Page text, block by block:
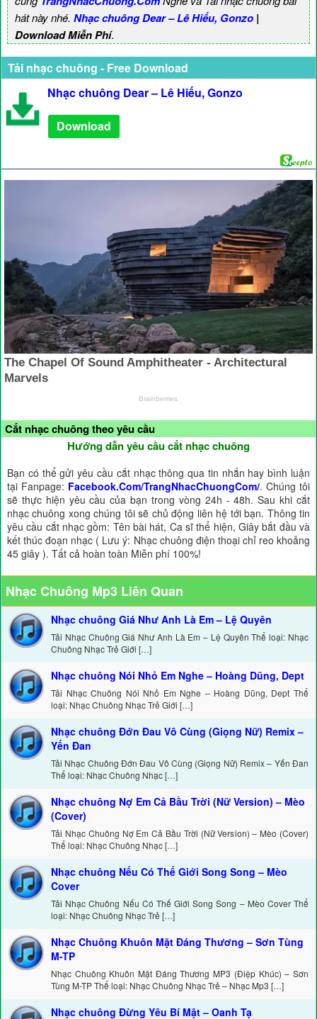
hát này nhé. Nhạc chuông Dear – Lê Hiếu, Gonzo |
Download Miễn Phí.
Tải nhạc chuông - Free Download
Nhạc chuông Dear – Lê Hiếu, Gonzo
Download
Cắt nhạc chuông theo yêu cầu
Hướng dẫn yêu cầu cắt nhạc chuông
Bạn có thể gửi yêu cầu cắt nhạc thông qua tin nhắn hay bình luận
tại Fanpage: Facebook.Com/TrangNhacChuongCom/. Chúng tôi
sẽ thực hiện yêu cầu của bạn trong vòng 24h - 48h. Sau khi cắt
nhạc chuông xong chúng tôi sẽ chủ động liên hệ tới bạn. Thông tin
yêu cầu cắt nhạc gồm: Tên bài hát, Ca sĩ thể hiện, Giây bắt đầu và
kết thúc đoạn nhạc ( Lưu ý: Nhạc chuông điện thoại chỉ reo khoảng
45 giây ). Tất cả hoàn toàn Miễn phí 100%!
Nhạc Chuông Mp3 Liên Quan
Nhạc chuông Giá Như Anh Là Em – Lệ Quyên
Tải Nhạc Chuông Giá Như Anh Là Em – Lệ Quyên Thể loại: Nhạc
Chuông Nhạc Trẻ Giới […]
Nhạc chuông Nói Nhỏ Em Nghe – Hoàng Dũng, Dept
Tải Nhạc Chuông Nói Nhỏ Em Nghe – Hoàng Dũng, Dept Thể
loại: Nhạc Chuông Nhạc Trẻ Giới […]
Nhạc chuông Đớn Đau Vô Cùng (Giọng Nữ) Remix –
Yến Đan
Tải Nhạc Chuông Đớn Đau Vô Cùng (Giọng Nữ) Remix – Yến Đan
Thể loại: Nhạc Chuông Nhạc […]
Nhạc chuông Nợ Em Cả Bầu Trời (Nữ Version) – Mèo
(Cover)
Tải Nhạc Chuông Nợ Em Cả Bầu Trời (Nữ Version) – Mèo (Cover)
Thể loại: Nhạc Chuông Nhạc […]
Nhạc chuông Nếu Có Thế Giới Song Song – Mèo
Cover
Tải Nhạc Chuông Nếu Có Thế Giới Song Song – Mèo Cover Thể
loại: Nhạc Chuông Nhạc Trẻ […]
Nhạc Chuông Khuôn Mặt Đáng Thương – Sơn Tùng
M-TP
Nhạc Chuông Khuôn Mặt Đáng Thương MP3 (Điệp Khúc) – Sơn
Tùng M-TP Thể loại: Nhạc Chuông Nhạc Trẻ – Nhạc Mp3 […]
Nhạc chuông Đừng Yêu Bí Mật – Oanh Tạ